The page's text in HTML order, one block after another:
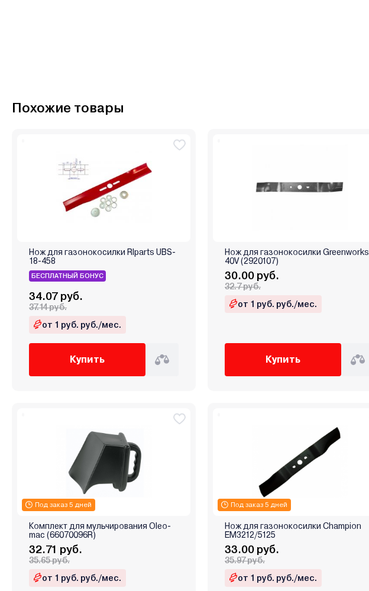
Похожие товары
Нож для газонокосилки RIparts UBS-
18-458
БЕСПЛАТНЫЙ БОНУС
34.07 руб.
37.14 руб.
от 1 руб. руб./мес.
Купить
Нож для газонокосилки Greenworks
40V (2920107)
30.00 руб.
32.7 руб.
от 1 руб. руб./мес.
Купить
Под заказ 5 дней
Комплект для мульчирования Oleo-
mac (66070096R)
32.71 руб.
35.65 руб.
от 1 руб. руб./мес.
Под заказ 5 дней
Нож для газонокосилки Champion
EM3212/5125
33.00 руб.
35.97 руб.
от 1 руб. руб./мес.